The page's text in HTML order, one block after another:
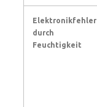
Elektronikfehler
durch
Feuchtigkeit